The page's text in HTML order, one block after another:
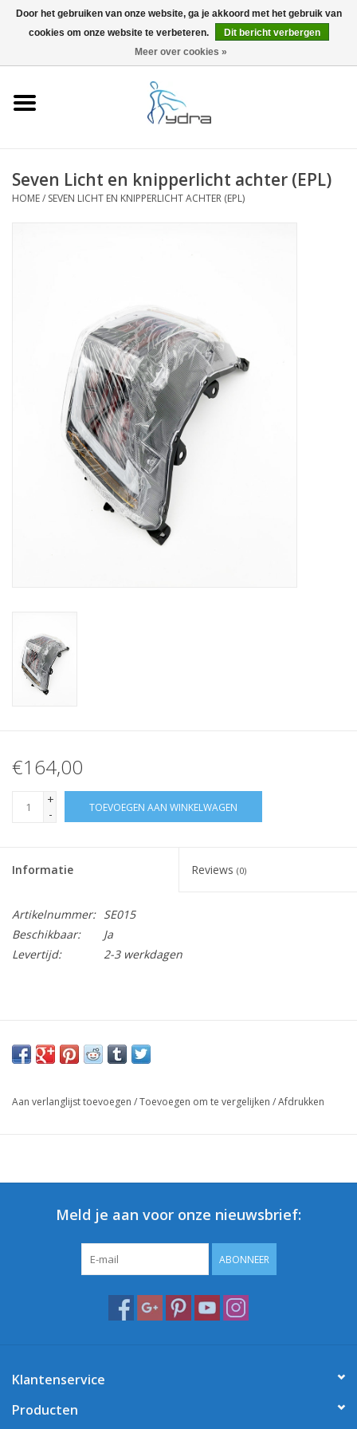
0 Artikelen - €0,00
Seven Licht en knipperlicht achter (EPL)
HOME/ SEVEN LICHT EN KNIPPERLICHT ACHTER (EPL)
€164,00
+
-
TOEVOEGEN AAN WINKELWAGEN
Informatie Reviews (0)
Artikelnummer: SE015
Beschikbaar:
Ja
Levertijd:
2-3 werkdagen
Aan verlanglijst toevoegen /Toevoegen om te vergelijken /Afdrukken
Meld je aan voor onze nieuwsbrief:
ABONNEER
Klantenservice
Producten
Door het gebruiken van onze website, ga je akkoord met het gebruik van
cookies om onze website te verbeteren.
Dit bericht verbergen
Meer over cookies »